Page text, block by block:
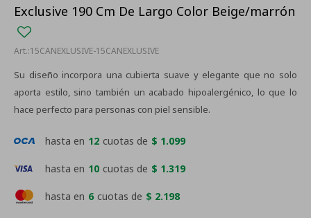
Exclusive 190 Cm De Largo Color Beige/marrón
15CANEXLUSIVE-15CANEXLUSIVE
Su diseño incorpora una cubierta suave y elegante que no solo
aporta estilo, sino también un acabado hipoalergénico, lo que lo
hace perfecto para personas con piel sensible.
hasta en 6 cuotas de $ 2.198
hasta en 12 cuotas de $ 1.099
hasta en 10 cuotas de $ 1.319